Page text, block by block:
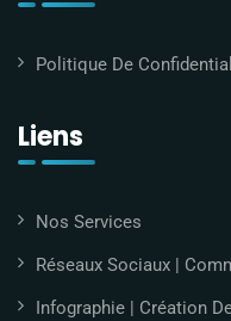
Politique De
Liens
Nos Services
Réseaux Sociaux |
Infographie | Création